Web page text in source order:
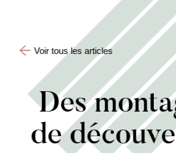
Voir tous les articles
Des
de